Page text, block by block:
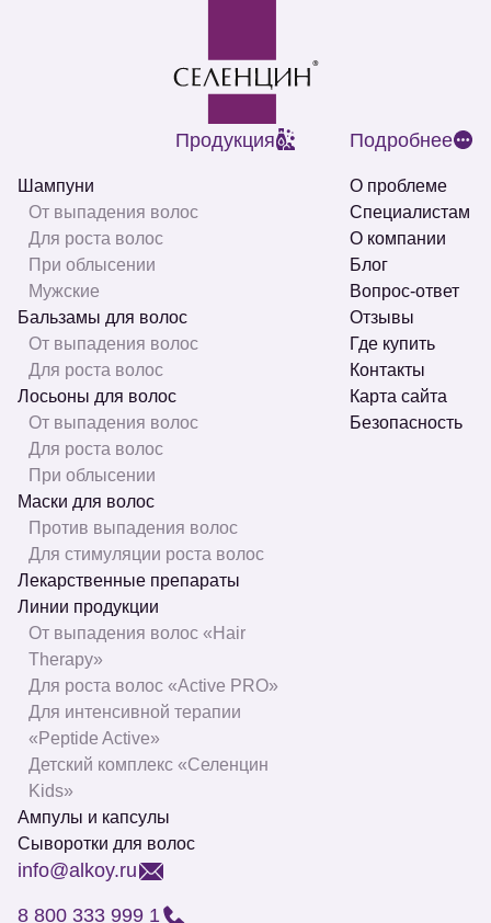
Продукция
Шампуни
От выпадения волос
Для роста волос
При облысении
Мужские
Бальзамы для волос
От выпадения волос
Для роста волос
Лосьоны для волос
От выпадения волос
Для роста волос
При облысении
Маски для волос
Против выпадения волос
Для стимуляции роста волос
Лекарственные препараты
Линии продукции
От выпадения волос «Hair
Therapy»
Для роста волос «Active PRO»
Для интенсивной терапии
«Peptide Active»
Детский комплекс «Селенцин
Kids»
Ампулы и капсулы
Сыворотки для волос
Подробнее
О проблеме
Специалистам
О компании
Блог
Вопрос-ответ
Отзывы
Где купить
Контакты
Карта сайта
Безопасность
info@alkoy.ru
8 800 333 999 1